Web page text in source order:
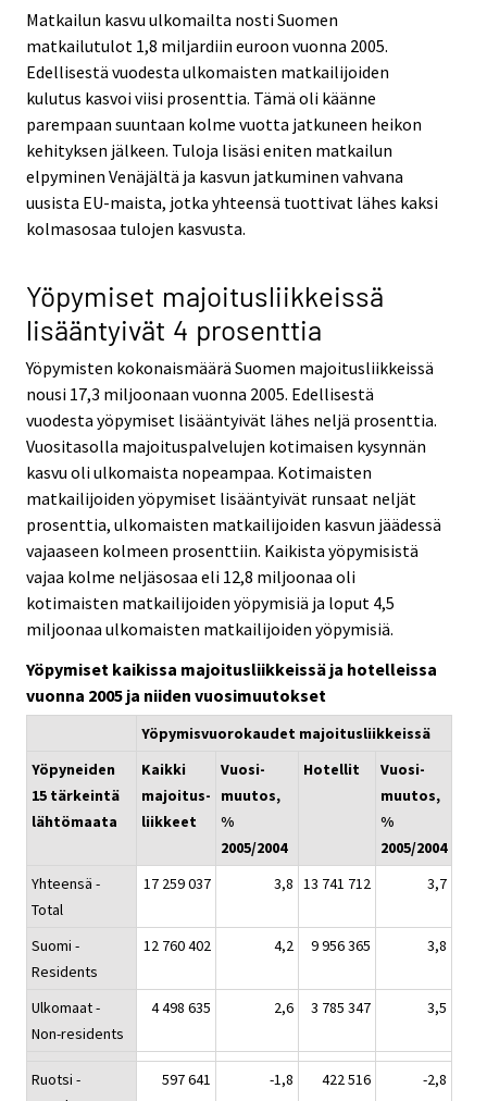
Matkailun kasvu ulkomailta nosti Suomen
matkailutulot 1,8 miljardiin euroon vuonna 2005.
Edellisestä vuodesta ulkomaisten matkailijoiden
kulutus kasvoi viisi prosenttia. Tämä oli käänne
parempaan suuntaan kolme vuotta jatkuneen heikon
kehityksen jälkeen. Tuloja lisäsi eniten matkailun
elpyminen Venäjältä ja kasvun jatkuminen vahvana
uusista EU-maista, jotka yhteensä tuottivat lähes kaksi
kolmasosaa tulojen kasvusta.
Yöpymiset majoitusliikkeissä
lisääntyivät 4 prosenttia
Yöpymisten kokonaismäärä Suomen majoitusliikkeissä
nousi 17,3 miljoonaan vuonna 2005. Edellisestä
vuodesta yöpymiset lisääntyivät lähes neljä prosenttia.
Vuositasolla majoituspalvelujen kotimaisen kysynnän
kasvu oli ulkomaista nopeampaa. Kotimaisten
matkailijoiden yöpymiset lisääntyivät runsaat neljät
prosenttia, ulkomaisten matkailijoiden kasvun jäädessä
vajaaseen kolmeen prosenttiin. Kaikista yöpymisistä
vajaa kolme neljäsosaa eli 12,8 miljoonaa oli
kotimaisten matkailijoiden yöpymisiä ja loput 4,5
miljoonaa ulkomaisten matkailijoiden yöpymisiä.
Yöpymiset kaikissa majoitusliikkeissä ja hotelleissa
vuonna 2005 ja niiden vuosimuutokset
Yöpymisvuorokaudet majoitusliikkeissä
Yöpyneiden
15 tärkeintä
lähtömaata
Kaikki
majoitus-
liikkeet
Vuosi-
muutos,
%
2005/2004
Hotellit
Vuosi-
muutos,
%
2005/2004
Yhteensä -
Total
17 259 037 3,8 13 741 712 3,7
Suomi -
Residents
12 760 402 4,2 9 956 365 3,8
Ulkomaat -
Non-residents
4 498 635 2,6 3 785 347 3,5
Ruotsi -
597 641 -1,8 422 516 -2,8